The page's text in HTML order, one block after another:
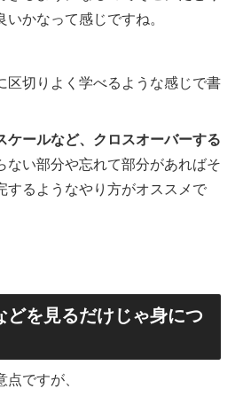
かなって感じですね。
区切りよく学べるような感じで書
ケールなど、クロスオーバーする
ない部分や忘れて部分があればそ
するようなやり方がオススメで
どを見るだけじゃ身につ
ですが、